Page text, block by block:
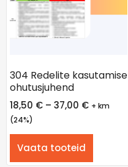
304 Redelite kasutamise
ohutusjuhend
18,50 € – 37,00 € + km
(24%)
Vaata tooteid